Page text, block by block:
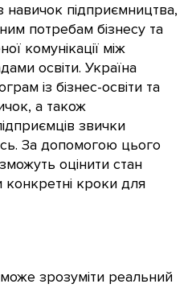
навичок підприємництва,
потребам бізнесу та
комунікації між
освіти. Україна
із бізнес-освіти та
а також
звички
За допомогою цього
оцінити стан
конкретні кроки для
зрозуміти реальний